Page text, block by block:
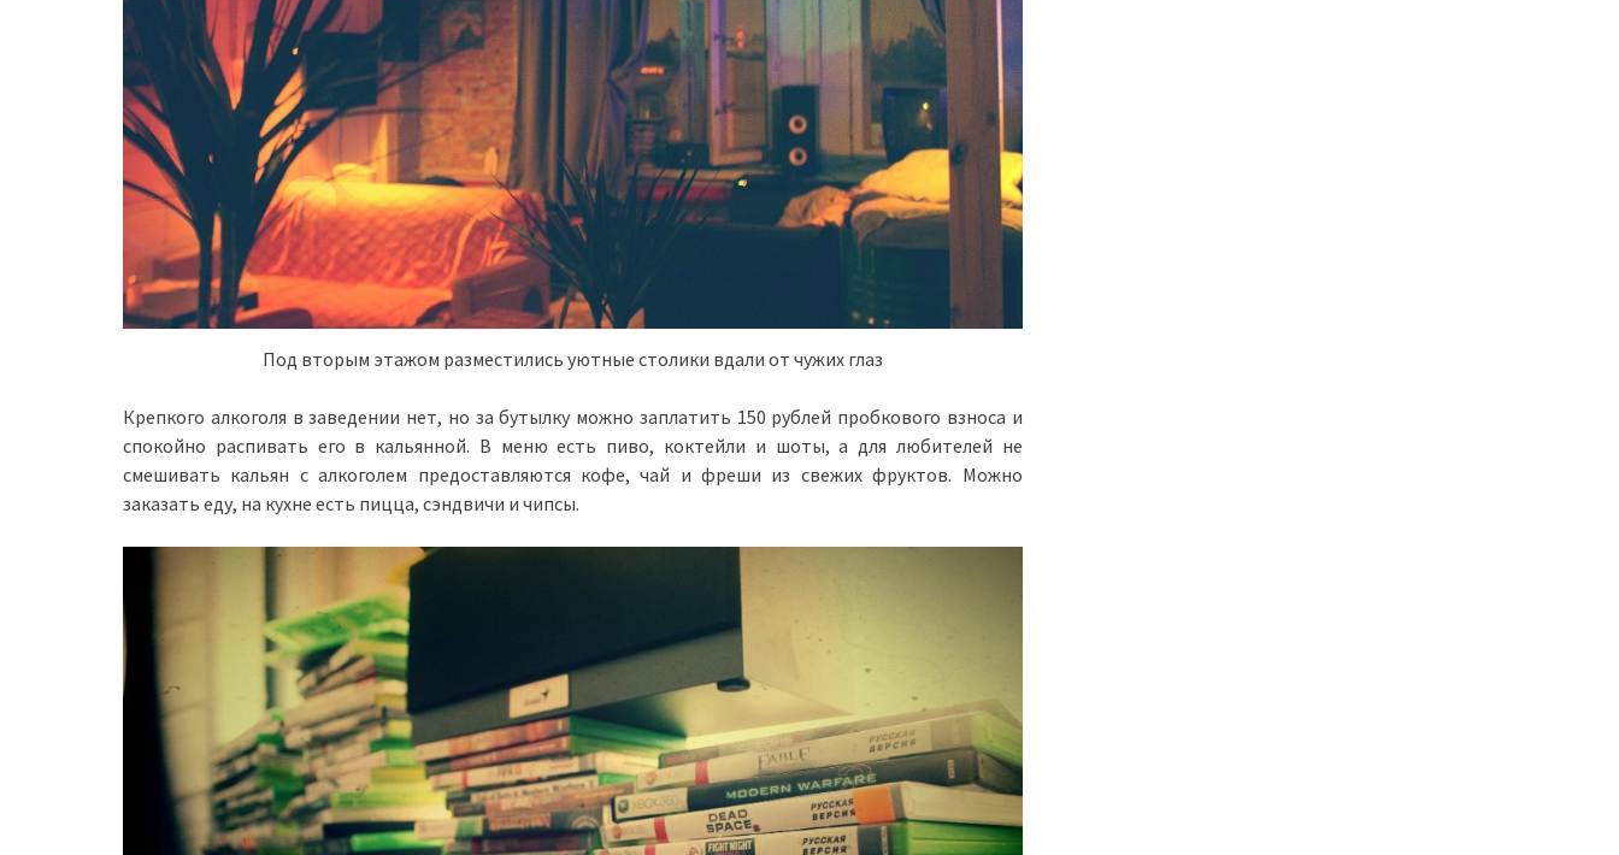
Под вторым этажом разместились уютные столики вдали от чужих глаз
Крепкого алкоголя в заведении нет, но за бутылку можно заплатить 150 рублей пробкового взноса и
спокойно распивать его в кальянной. В меню есть пиво, коктейли и шоты, а для любителей не
смешивать кальян с алкоголем предоставляются кофе, чай и фреши из свежих фруктов. Можно
заказать еду, на кухне есть пицца, сэндвичи и чипсы.